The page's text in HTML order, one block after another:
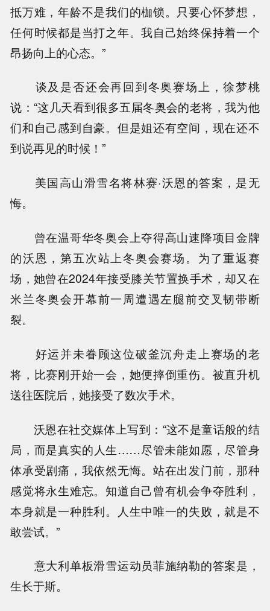
抵万难，年龄不是我们的枷锁。只要心怀梦想，
任何时候都是当打之年。我自己始终保持着一个
昂扬向上的心态。”
谈及是否还会再回到冬奥赛场上，徐梦桃
说：“这几天看到很多五届冬奥会的老将，我为他
们和自己感到自豪。但是姐还有空间，现在还不
到说再见的时候！”
美国高山滑雪名将林赛·沃恩的答案，是无
悔。
曾在温哥华冬奥会上夺得高山速降项目金牌
的沃恩，第五次站上冬奥会赛场。为了重返赛
场，她曾在2024年接受膝关节置换手术，却又在
米兰冬奥会开幕前一周遭遇左腿前交叉韧带断
裂。
好运并未眷顾这位破釜沉舟走上赛场的老
将，比赛刚开始一会，她便摔倒重伤。被直升机
送往医院后，她接受了数次手术。
沃恩在社交媒体上写到：“这不是童话般的结
局，而是真实的人生……尽管未能如愿，尽管身
体承受剧痛，我依然无悔。站在出发门前，那种
感觉将永生难忘。知道自己曾有机会争夺胜利，
本身就是一种胜利。人生中唯一的失败，就是不
敢尝试。”
意大利单板滑雪运动员菲施纳勒的答案是，
生长于斯。